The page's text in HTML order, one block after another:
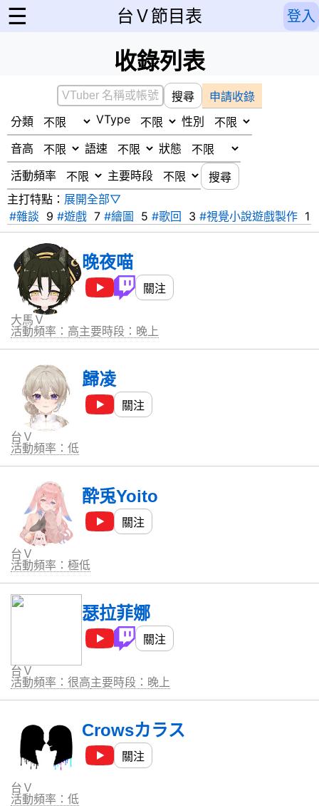
☰ 台Ｖ節目表 登入
收錄列表
搜尋
申請收錄
分類
VType
性別
音高
語速
狀態
活動頻率
主要時段 搜尋
主打特點： 展開全部▽
#雜談 9 #遊戲 7 #繪圖 5 #歌回 3 #視覺小說遊戲製作 1
#甜點 1 #三角洲 1 #嘴PIA 1 #唱歌 1 #繪圖雜談 1
#日文 1 #惡靈古堡 1 #全日文歌回
#Renpy經驗分享 1 #問答遊戲
#企劃
1 #獨立/小品遊戲尋寶 1
#VALORANT
晚夜喵
關注
大馬Ｖ
活動頻率：高主要時段：晚上
歸凌
關注
台Ｖ
活動頻率：低
酔兎Yoito
關注
台Ｖ
活動頻率：極低
瑟拉菲娜
關注
台Ｖ
活動頻率：很高主要時段：晚上
Crowsカラス
關注
台Ｖ
活動頻率：低